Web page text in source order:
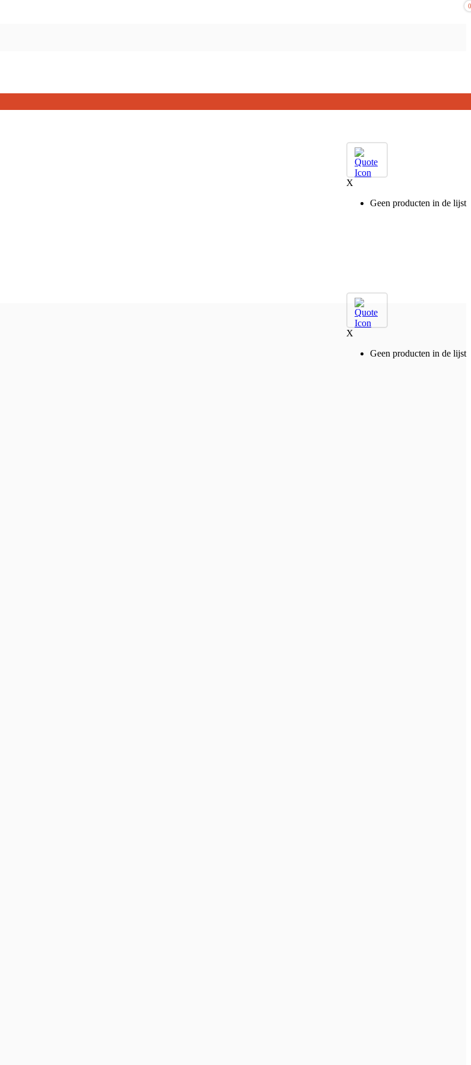
0
X
Geen producten in de lijst
0
X
Geen producten in de lijst